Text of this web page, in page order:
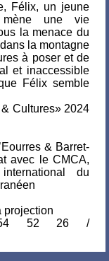
Félix, un jeune
mène une vie
la menace du
la montagne
à poser et de
et inaccessible
Félix semble
Cultures» 2024
& Barret-
avec le CMCA,
du
projection
54 52 26 /